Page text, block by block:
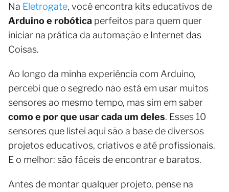
Na Eletrogate, você encontra kits educativos de
Arduino e robótica perfeitos para quem quer
iniciar na prática da automação e Internet das
Coisas.
Ao longo da minha experiência com Arduino,
percebi que o segredo não está em usar muitos
sensores ao mesmo tempo, mas sim em saber
como e por que usar cada um deles. Esses 10
sensores que listei aqui são a base de diversos
projetos educativos, criativos e até profissionais.
E o melhor: são fáceis de encontrar e baratos.
Antes de montar qualquer projeto, pense na